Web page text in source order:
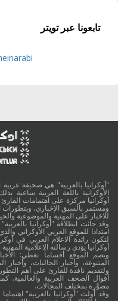
تابعونا عبر تويتر
"أوكرانيا بالعربية" هي صحيفة عربية
الأوكرانية باللغة العربية
أوكرانيا مركزة على اهتمامات
ومستمر بالسبق الإخباري، وبتطورات
للاخبار على المهنية والموضوعية
لتكون رائدة الاعلام العربي في
أوكرانيا يؤدي رسالته الاعلامية
ويضم الموقع أقساماً تغطي: الأخبار
المتنوعة، وأخبار الجاليات،
ولتقديم نافذة للقارئ على أهم
أقوال الصحف العربية والعالمية.
مصوَّرة بمختلف المجالات.
وقد أولت "أوكرانيا بالعربية"